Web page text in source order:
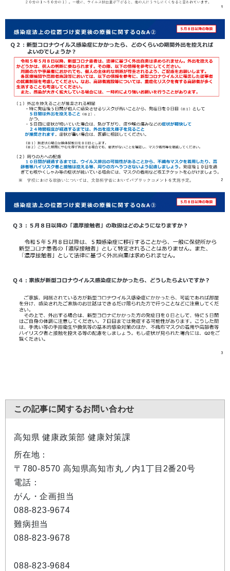
この記事に関するお問い合わせ
高知県 健康政策部 健康対策課
所在地：
〒780-8570 高知県高知市丸ノ内1丁目2番20号
電話：
がん・企画担当
088-823-9674
難病担当
088-823-9678
088-823-9684